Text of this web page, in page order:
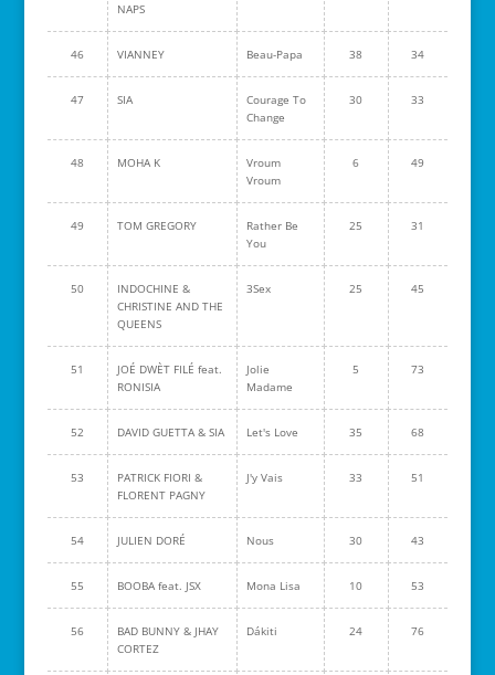
NAPS
46 VIANNEY Beau-Papa 38 34
47 SIA
Courage To
Change
30 33
48 MOHA K
Vroum
Vroum
6 49
49 TOM GREGORY
Rather Be
You
25 31
50
INDOCHINE &
CHRISTINE AND THE
QUEENS
3Sex 25 45
51
JOÉ DWÈT FILÉ feat.
RONISIA
Jolie
Madame
5 73
52 DAVID GUETTA & SIA Let's Love 35 68
53
PATRICK FIORI &
FLORENT PAGNY
J'y Vais 33 51
54 JULIEN DORÉ Nous 30 43
55 BOOBA feat. JSX Mona Lisa 10 53
56
BAD BUNNY & JHAY
CORTEZ
Dákiti 24 76